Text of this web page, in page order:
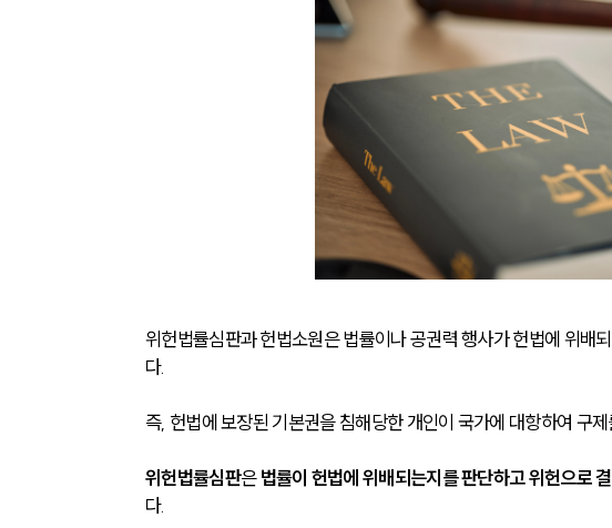
위헌법률심판과 헌법소원은 법률이나 공권력 행사가 헌법에 위배
다.
즉, 헌법에 보장된 기본권을 침해당한 개인이 국가에 대항하여 구
위헌법률심판은 법률이 헌법에 위배되는지를 판단하고 위헌으로
다.